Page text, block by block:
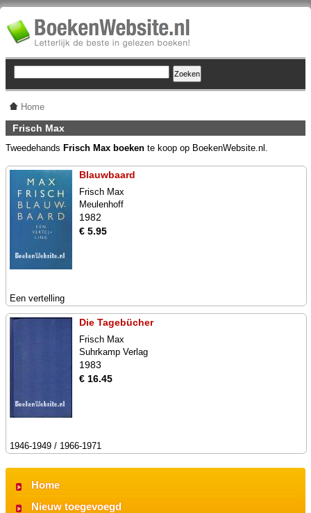
Home
Frisch Max
Tweedehands Frisch Max boeken te koop op BoekenWebsite.nl.
Blauwbaard
Frisch Max
Meulenhoff
1982
€ 5.95
Een vertelling
Die Tagebücher
Frisch Max
Suhrkamp Verlag
1983
€ 16.45
1946-1949 / 1966-1971
Home
Nieuw toegevoegd